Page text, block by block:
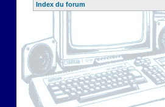
Index du forum